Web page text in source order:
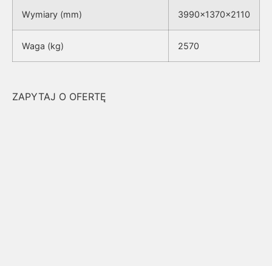
Wymiary (mm) 3990x1370x2110
Waga (kg) 2570
ZAPYTAJ O OFERTĘ